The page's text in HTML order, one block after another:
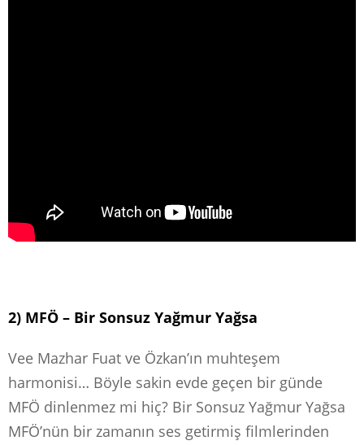
2) MFÖ – Bir Sonsuz Yağmur Yağsa
Vee Mazhar Fuat ve Özkan’ın muhteşem
harmonisi… Böyle sakin evde geçen bir günde
MFÖ dinlenmez mi hiç? Bir Sonsuz Yağmur Yağsa
MFÖ’nün bir zamanın ses getirmiş filmlerinden